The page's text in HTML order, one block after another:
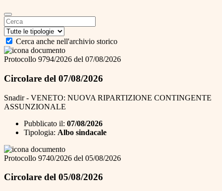
Cerca anche nell'archivio storico
Protocollo 9794/2026 del 07/08/2026
Circolare del 07/08/2026
Snadir - VENETO: NUOVA RIPARTIZIONE CONTINGENTE
ASSUNZIONALE
Pubblicato il: 07/08/2026
Tipologia: Albo sindacale
Protocollo 9740/2026 del 05/08/2026
Circolare del 05/08/2026